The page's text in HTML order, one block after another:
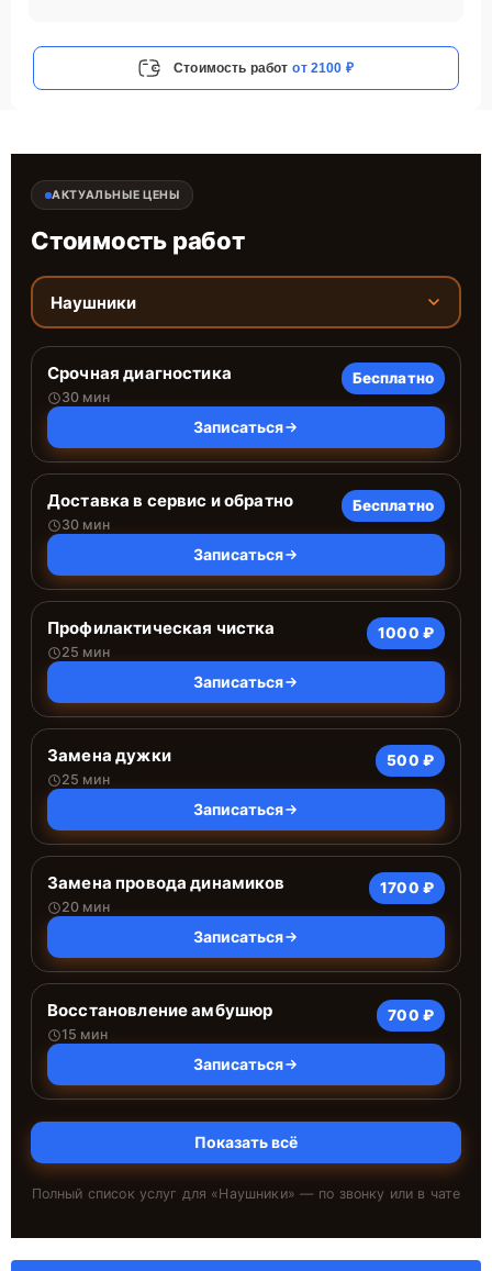
Стоимость работ от 2100 ₽
АКТУАЛЬНЫЕ ЦЕНЫ
Стоимость работ
Наушники
Срочная диагностика
30 мин
Бесплатно
Записаться
Доставка в сервис и обратно
30 мин
Бесплатно
Записаться
Профилактическая чистка
25 мин
1000 ₽
Записаться
Замена дужки
25 мин
500 ₽
Записаться
Замена провода динамиков
20 мин
1700 ₽
Записаться
Восстановление амбушюр
15 мин
700 ₽
Записаться
Показать всё
Полный список услуг для «Наушники» — по звонку или в чате